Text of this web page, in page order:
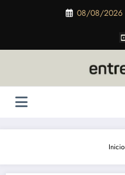
08/08/2026
Inicio